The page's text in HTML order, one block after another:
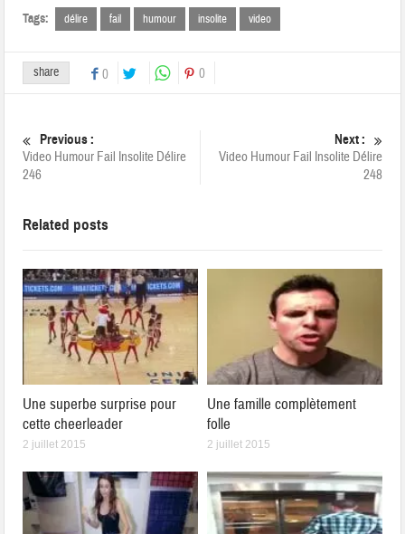
Tags: délire fail humour insolite video
share 0 0
Previous :
Video Humour Fail Insolite Délire
246
Next :
Video Humour Fail Insolite Délire
248
Related posts
Une superbe surprise pour
cette cheerleader
2 juillet 2015
Une famille complètement
folle
2 juillet 2015